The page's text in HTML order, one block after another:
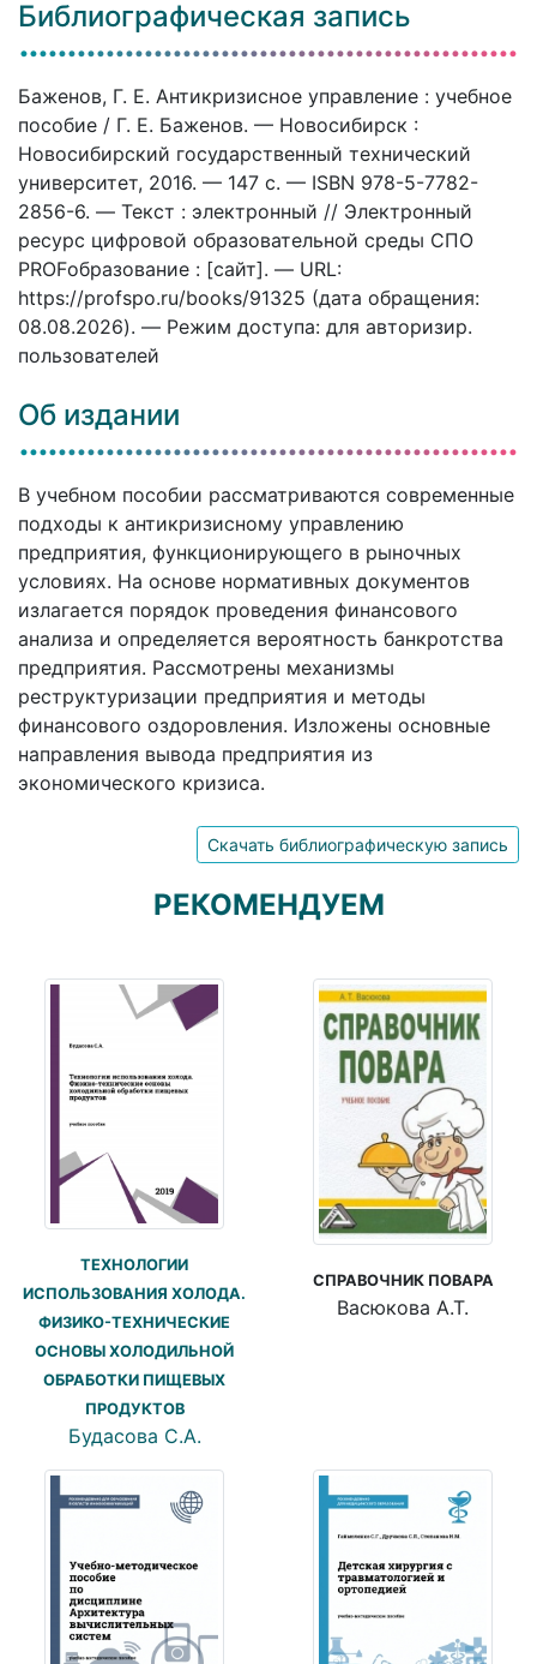
Библиографическая запись
Баженов, Г. Е. Антикризисное управление : учебное
пособие / Г. Е. Баженов. — Новосибирск :
Новосибирский государственный технический
университет, 2016. — 147 c. — ISBN 978-5-7782-
2856-6. — Текст : электронный // Электронный
ресурс цифровой образовательной среды СПО
PROFобразование : [сайт]. — URL:
https://profspo.ru/books/91325 (дата обращения:
08.08.2026). — Режим доступа: для авторизир.
пользователей
Об издании
В учебном пособии рассматриваются современные
подходы к антикризисному управлению
предприятия, функционирующего в рыночных
условиях. На основе нормативных документов
излагается порядок проведения финансового
анализа и определяется вероятность банкротства
предприятия. Рассмотрены механизмы
реструктуризации предприятия и методы
финансового оздоровления. Изложены основные
направления вывода предприятия из
экономического кризиса.
Скачать библиографическую запись
РЕКОМЕНДУЕМ
ТЕХНОЛОГИИ
ИСПОЛЬЗОВАНИЯ ХОЛОДА.
ФИЗИКО-ТЕХНИЧЕСКИЕ
ОСНОВЫ ХОЛОДИЛЬНОЙ
ОБРАБОТКИ ПИЩЕВЫХ
ПРОДУКТОВ
Будасова С.А.
СПРАВОЧНИК ПОВАРА
Васюкова А.Т.